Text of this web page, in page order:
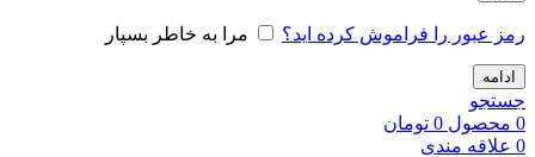
رمز عبور را فراموش کرده اید؟ مرا به خاطر بسپار
ادامه
جستجو
0 محصول 0 تومان
0 علاقه مندی